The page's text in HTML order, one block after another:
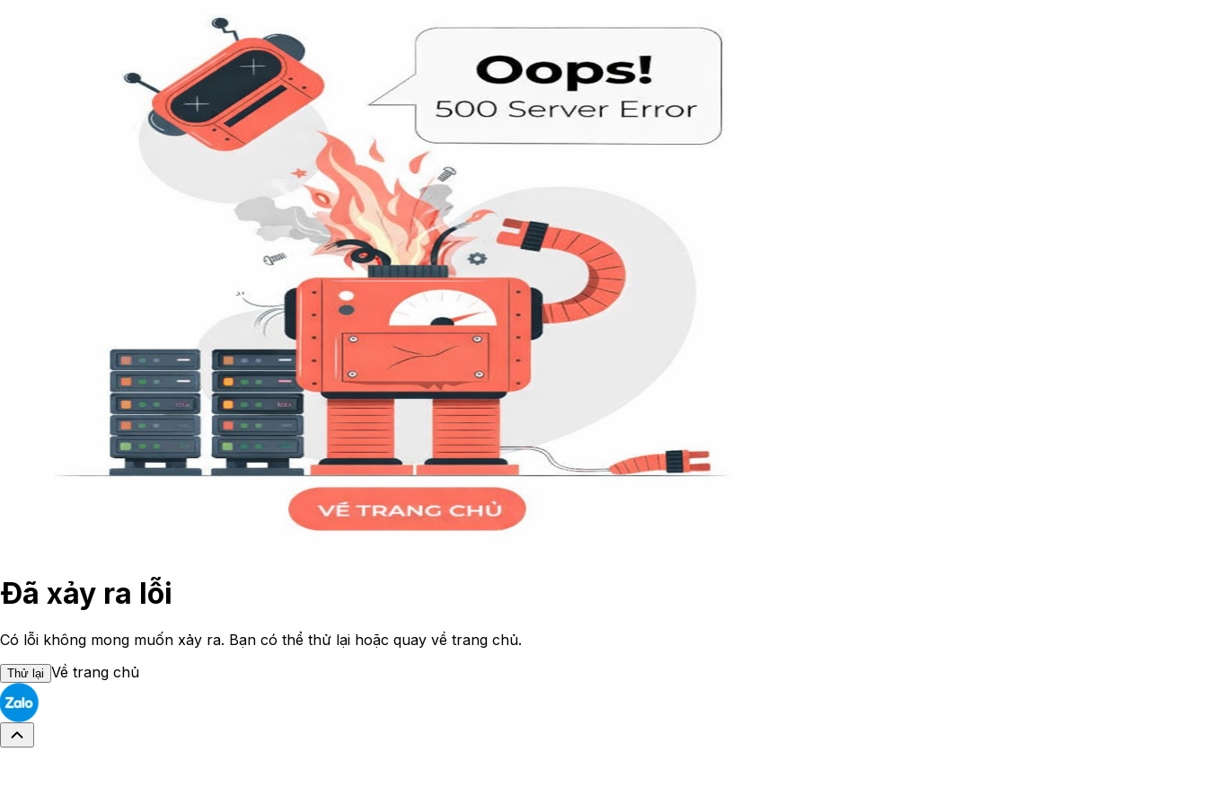
Đã xảy ra lỗi
Có lỗi không mong muốn xảy ra. Bạn có thể thử lại hoặc quay về trang chủ.
Thử lại Về trang chủ